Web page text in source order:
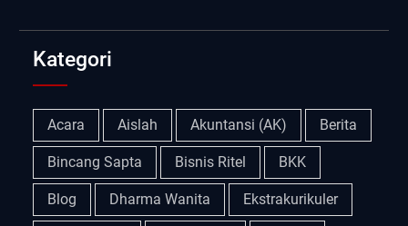
Kategori
Acara Aislah Akuntansi (AK) Berita
Bincang Sapta Bisnis Ritel BKK
Blog Dharma Wanita Ekstrakurikuler